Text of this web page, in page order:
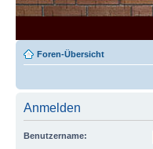
Foren-Übersicht
Anmelden
Benutzername: